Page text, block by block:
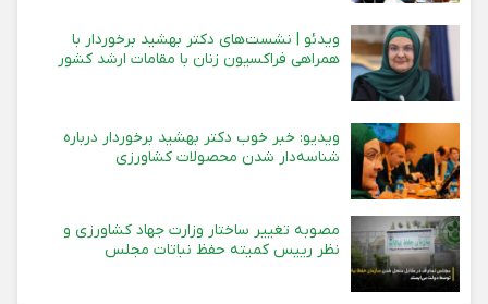
ویدئو | نشست‌های دکتر بهشید برخوردار با
همراهی فراکسیون زنان با مقامات ارشد کشور
ویدیو: خبر خوب دکتر بهشید برخوردار درباره
شناسه‌دار شدن محصولات کشاورزی
مصوبه تغییر ساختار وزارت جهاد کشاورزی و
نظر رییس کمیته حفظ نباتات مجلس